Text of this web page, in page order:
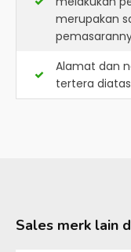
merupakan
Alamat dan
tertera
Sales merk lain